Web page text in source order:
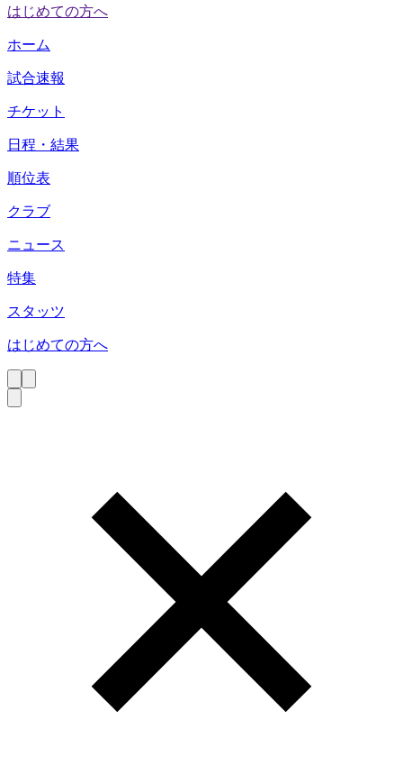
はじめての方へ
ホーム
試合速報
チケット
日程・結果
順位表
クラブ
ニュース
特集
スタッツ
はじめての方へ